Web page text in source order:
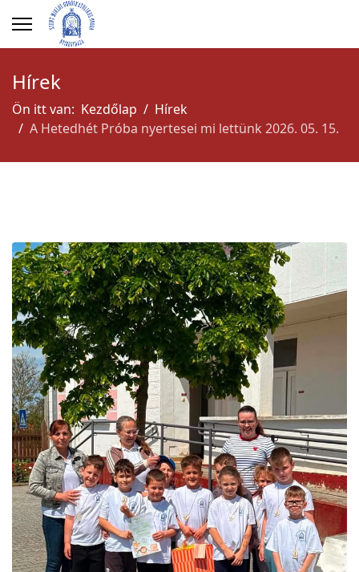
Hírek
Ön itt van: Kezdőlap
Hírek
A Hetedhét Próba nyertesei mi lettünk 2026. 05. 15.